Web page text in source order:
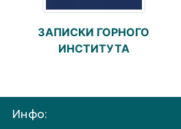
ЗАПИСКИ ГОРНОГО
ИНСТИТУТА
Инфо: